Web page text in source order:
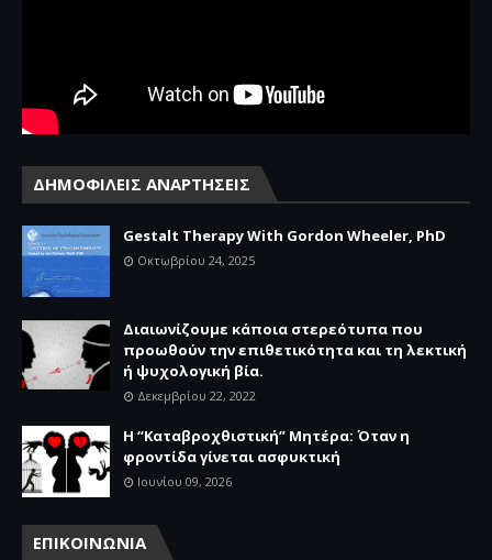
ΔΗΜΟΦΙΛΕΙΣ ΑΝΑΡΤΗΣΕΙΣ
Gestalt Therapy With Gordon Wheeler, PhD
Οκτωβρίου 24, 2025
Διαιωνίζουμε κάποια στερεότυπα που
προωθούν την επιθετικότητα και τη λεκτική
ή ψυχολογική βία.
Δεκεμβρίου 22, 2022
Η “Καταβροχθιστική” Mητέρα: Όταν η
φροντίδα γίνεται ασφυκτική
Ιουνίου 09, 2026
ΕΠΙΚΟΙΝΩΝΙΑ